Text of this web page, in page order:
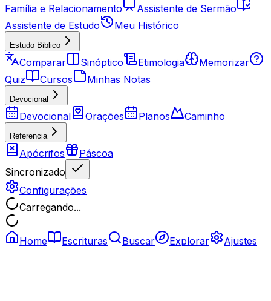
Família e Relacionamento
Assistente de Sermão
Assistente de Estudo
Meu Histórico
Estudo Biblico
Comparar Sinóptico Etimologia
Memorizar
Quiz
Cursos Minhas Notas
Devocional
Devocional Orações Planos Caminho
Referencia
Apócrifos
Páscoa
Sincronizado
Configurações
Carregando...
Home Escrituras Buscar Explorar Ajustes